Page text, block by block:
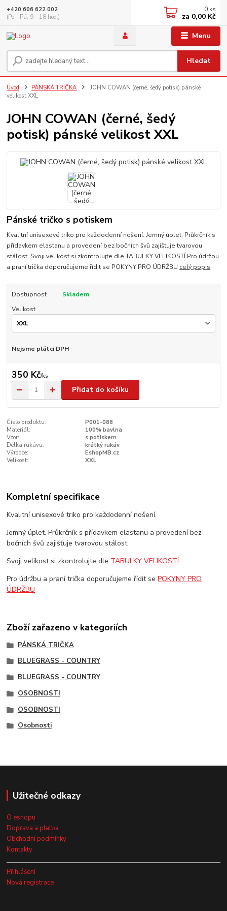
Menu
Hledat
+420 606 622 002
(Po - Pá, 9 - 18 hod.)
0 ks
za 0,00 Kč
Úvod PÁNSKÁ TRIČKA
JOHN COWAN (černé, šedý potisk) pánské
velikost XXL
JOHN COWAN (černé, šedý
potisk) pánské velikost XXL
Pánské tričko s potiskem
Kvalitní unisexové triko pro každodenní nošení. Jemný úplet. Průkrčník s
přídavkem elastanu a provedení bez bočních švů zajišťuje tvarovou
stálost. Svoji velikost si zkontrolujte dle TABULKY VELIKOSTÍ Pro údržbu
a praní trička doporučujeme řídit se POKYNY PRO ÚDRŽBU celý popis
Dostupnost
Skladem
Velikost
Nejsme plátci DPH
350 Kč/ks
Přidat do košíku
Číslo produktu:
P001-088
Materiál:
100% bavlna
Vzor:
s potiskem
Délka rukávu:
krátký rukáv
Výrobce:
EshopMB.cz
Velikost:
XXL
Kompletní specifikace
Kvalitní unisexové triko pro každodenní nošení.
Jemný úplet. Průkrčník s přídavkem elastanu a provedení bez
bočních švů zajišťuje tvarovou stálost.
Svoji velikost si zkontrolujte dle TABULKY VELIKOSTÍ
Pro údržbu a praní trička doporučujeme řídit sePOKYNY PRO
ÚDRŽBU
Zboží zařazeno v kategoriích
PÁNSKÁ TRIČKA
BLUEGRASS - COUNTRY
BLUEGRASS - COUNTRY
OSOBNOSTI
OSOBNOSTI
Osobnosti
Užitečné odkazy
O eshopu
Doprava a platba
Obchodní podmínky
Kontakty
Přihlášení
Nová registrace